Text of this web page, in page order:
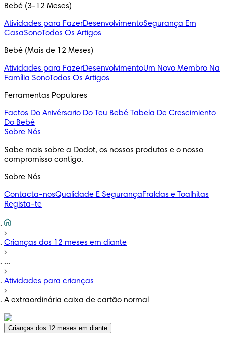
Bebé (3-12 Meses)
Atividades para FazerDesenvolvimentoSegurança Em
CasaSonoTodos Os Artigos
Bebé (Mais de 12 Meses)
Atividades para FazerDesenvolvimentoUm Novo Membro Na
Família SonoTodos Os Artigos
Ferramentas Populares
Factos Do Anivérsario Do Teu Bebé Tabela De Crescimiento
Do Bebé
Sobre Nós
Sabe mais sobre a Dodot, os nossos produtos e o nosso
compromisso contigo.
Sobre Nós
Contacta-nosQualidade E SegurançaFraldas e Toalhitas
Regista-te
Crianças dos 12 meses em diante
...
Atividades para crianças
A extraordinária caixa de cartão normal
Crianças dos 12 meses em diante